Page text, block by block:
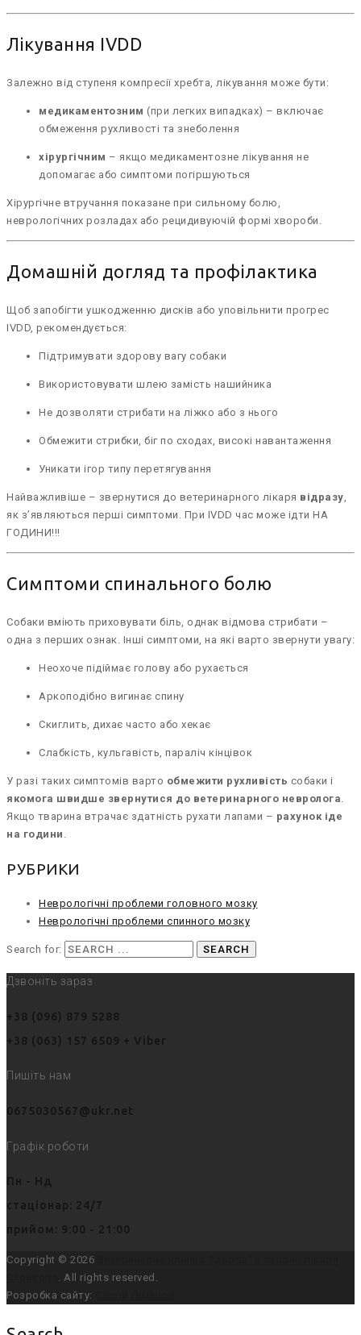
Лікування IVDD
Залежно від ступеня компресії хребта, лікування може бути:
медикаментозним (при легких випадках) – включає
обмеження рухливості та знеболення
хірургічним – якщо медикаментозне лікування не
допомагає або симптоми погіршуються
Хірургічне втручання показане при сильному болю,
неврологічних розладах або рецидивуючій формі хвороби.
Домашній догляд та профілактика
Щоб запобігти ушкодженню дисків або уповільнити прогрес
IVDD, рекомендується:
Підтримувати здорову вагу собаки
Використовувати шлею замість нашийника
Не дозволяти стрибати на ліжко або з нього
Обмежити стрибки, біг по сходах, високі навантаження
Уникати ігор типу перетягування
Найважливіше – звернутися до ветеринарного лікаря відразу
як з’являються перші симптоми. При IVDD час може ідти НА
ГОДИНИ!!!
Симптоми спинального болю
Собаки вміють приховувати біль, однак відмова стрибати –
одна з перших ознак. Інші симптоми, на які варто звернути увагу:
Неохоче підіймає голову або рухається
Аркоподібно вигинає спину
Скиглить, дихає часто або хекає
Слабкість, кульгавість, параліч кінцівок
У разі таких симптомів варто обмежити рухливість собаки і
якомога швидше звернутися до ветеринарного невролога
Якщо тварина втрачає здатність рухати лапами – рахунок іде
на години
РУБРИКИ
Неврологічні проблеми головного мозку
Неврологічні проблеми спинного мозку
Search for:
Дзвоніть зараз
+38 (096) 879 5288
+38 (063) 157 6509 + Viber
Пишіть нам
0675030567@ukr.net
Графік роботи
Пн - Нд
стаціонар: 24/7
прийом: 9:00 - 21:00
Copyright © 2026
. All rights reserved.
Розробка сайту: